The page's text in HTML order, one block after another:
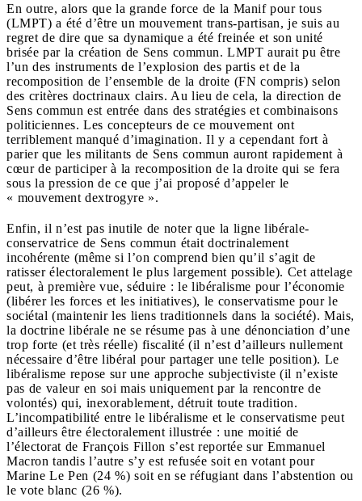
En outre, alors que la grande force de la Manif pour tous
(LMPT) a été d’être un mouvement trans-partisan, je suis au
regret de dire que sa dynamique a été freinée et son unité
brisée par la création de Sens commun. LMPT aurait pu être
l’un des instruments de l’explosion des partis et de la
recomposition de l’ensemble de la droite (FN compris) selon
des critères doctrinaux clairs. Au lieu de cela, la direction de
Sens commun est entrée dans des stratégies et combinaisons
politiciennes. Les concepteurs de ce mouvement ont
terriblement manqué d’imagination. Il y a cependant fort à
parier que les militants de Sens commun auront rapidement à
cœur de participer à la recomposition de la droite qui se fera
sous la pression de ce que j’ai proposé d’appeler le
« mouvement dextrogyre ».
Enfin, il n’est pas inutile de noter que la ligne libérale-
conservatrice de Sens commun était doctrinalement
incohérente (même si l’on comprend bien qu’il s’agit de
ratisser électoralement le plus largement possible). Cet attelage
peut, à première vue, séduire : le libéralisme pour l’économie
(libérer les forces et les initiatives), le conservatisme pour le
sociétal (maintenir les liens traditionnels dans la société). Mais,
la doctrine libérale ne se résume pas à une dénonciation d’une
trop forte (et très réelle) fiscalité (il n’est d’ailleurs nullement
nécessaire d’être libéral pour partager une telle position). Le
libéralisme repose sur une approche subjectiviste (il n’existe
pas de valeur en soi mais uniquement par la rencontre de
volontés) qui, inexorablement, détruit toute tradition.
L’incompatibilité entre le libéralisme et le conservatisme peut
d’ailleurs être électoralement illustrée : une moitié de
l’électorat de François Fillon s’est reportée sur Emmanuel
Macron tandis l’autre s’y est refusée soit en votant pour
Marine Le Pen (24 %) soit en se réfugiant dans l’abstention ou
le vote blanc (26 %).